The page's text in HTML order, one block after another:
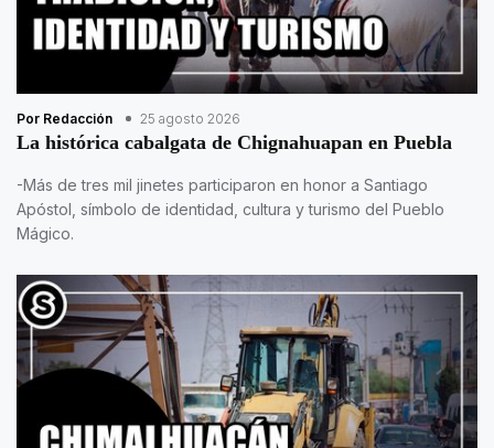
Por Redacción 25 agosto 2026
La histórica cabalgata de Chignahuapan en Puebla
-Más de tres mil jinetes participaron en honor a Santiago
Apóstol, símbolo de identidad, cultura y turismo del Pueblo
Mágico.